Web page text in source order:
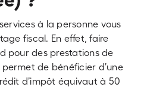
à la personne vous
fiscal. En effet, faire
pour des prestations de
de bénéficier d’une
d’impôt équivaut à 50